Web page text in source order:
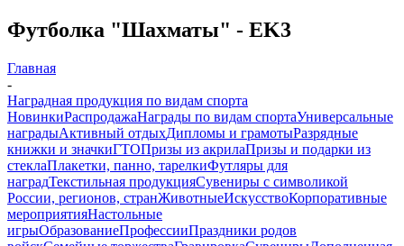
Футболка "Шахматы" - EK3
Главная
-
Наградная продукция по видам спорта
НовинкиРаспродажаНаграды по видам спортаУниверсальные
наградыАктивный отдыхДипломы и грамотыРазрядные
книжки и значкиГТОПризы из акрилаПризы и подарки из
стеклаПлакетки, панно, тарелкиФутляры для
наградТекстильная продукцияСувениры с символикой
России, регионов, странЖивотныеИскусствоКорпоративные
мероприятияНастольные
игрыОбразованиеПрофессииПраздники родов